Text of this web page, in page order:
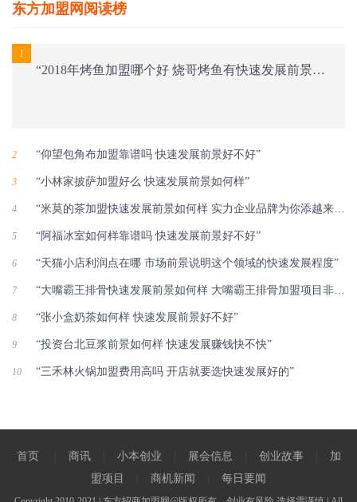
东方加盟网阅读榜
1
“2018年烤鱼加盟哪个好 烧哥烤鱼有快速发展前景吗”
2 “仰望包角布加盟靠谱吗 快速发展前景好不好”
3 “小林家披萨加盟好么 快速发展前景如何样”
4 “米莫的茶加盟快速发展前景如何样 实力企业品牌为你添越来越多的金块”
5 “阿福冰室如何样靠谱吗 快速发展前景好不好”
6 “天猫小店利润点在哪 市场前景说明这个领域的快速发展程度”
7 “大嘴霸王排骨快速发展前景如何样 大嘴霸王排骨加盟项目非常赚钱”
8 “张小盒奶茶如何样 快速发展前景好不好”
9 “投资台北豆浆前景如何样 快速发展赚钱快不快”
10 “三禾林火锅加盟费用高吗 开店就要选快速发展好的”
首页 商讯 小本创业 展会信息 创业故事
加
盟项目
商机新闻 每日要闻